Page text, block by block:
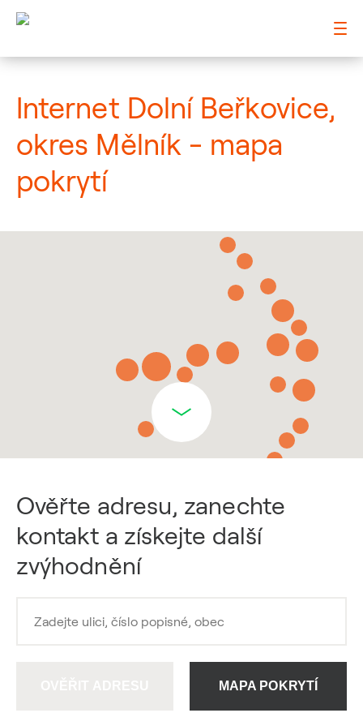
Internet Dolní Beřkovice,
okres Mělník - mapa
pokrytí
Ověřte adresu, zanechte
kontakt a získejte další
zvýhodnění
MAPA POKRYTÍ
: Mapa pokrytí město